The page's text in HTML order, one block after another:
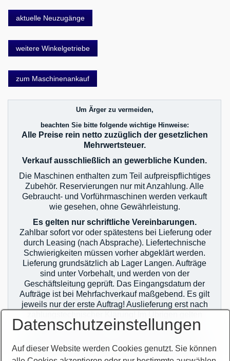
aktuelle Neuzugänge
weitere Winkelgetriebe
zum Maschinenankauf
Um Ärger zu vermeiden,
beachten Sie bitte folgende wichtige Hinweise:
Alle Preise rein netto zuzüglich der gesetzlichen
Mehrwertsteuer.
Verkauf ausschließlich an gewerbliche Kunden.
Die Maschinen enthalten zum Teil aufpreispflichtiges
Zubehör. Reservierungen nur mit Anzahlung. Alle
Gebraucht- und Vorführmaschinen werden verkauft
wie gesehen, ohne Gewährleistung.
Es gelten nur schriftliche Vereinbarungen.
Zahlbar sofort vor oder spätestens bei Lieferung oder
durch Leasing (nach Absprache). Liefertechnische
Schwierigkeiten müssen vorher abgeklärt werden.
Lieferung grundsätzlich ab Lager Langen. Aufträge
sind unter Vorbehalt, und werden von der
Geschäftsleitung geprüft. Das Eingangsdatum der
Aufträge ist bei Mehrfachverkauf maßgebend. Es gilt
jeweils nur der erste Auftrag! Auslieferung erst nach
unsere allgemeinen Geschäftsbedingungen.
Netz oder auf unseren Auftragsbestätigungen.
Datenschutzeinstellungen
Auf dieser Website werden Cookies genutzt. Sie können